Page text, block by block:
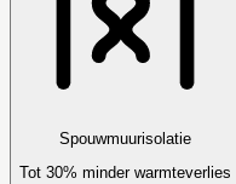
Spouwmuurisolatie
Tot 30% minder warmteverlies